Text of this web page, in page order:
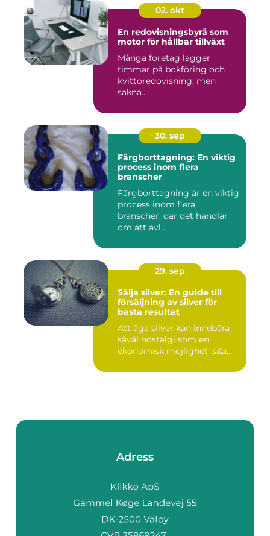
02. okt
En redovisningsbyrå som
motor för hållbar tillväxt
Många företag lägger
timmar på bokföring och
kvittoredovisning, men
sakna...
30. sep
Färgborttagning: En viktig
process inom flera
branscher
Färgborttagning är en viktig
process inom flera
branscher, där det handlar
om att avl...
29. sep
Sälja silver: En guide till
försäljning av silver för
bästa resultat
Att äga silver kan innebära
såväl nostalgi som en
ekonomisk möjlighet, s&a...
Adress